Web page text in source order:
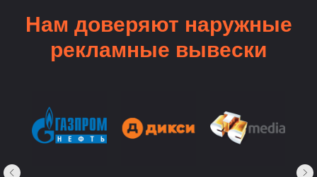
Нам доверяют наружные
рекламные вывески